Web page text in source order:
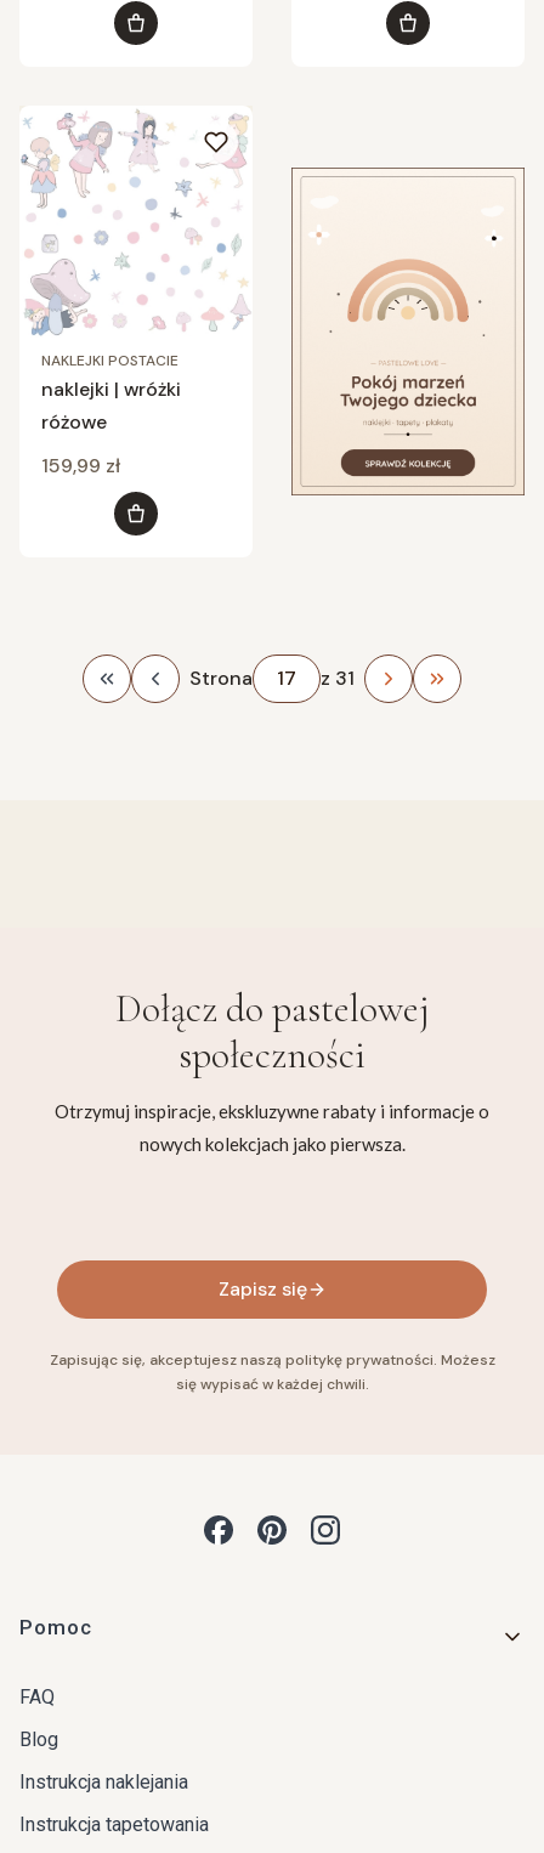
Do koszyka Do koszyka
NAKLEJKI POSTACIE
naklejki | wróżki
różowe
Cena
159,99 zł
Do koszyka
Wróć do pierwszej strony z produktami
Strona z 31 Przejdź do
Dołącz do pastelowej
społeczności
Otrzymuj inspiracje, ekskluzywne rabaty i informacje o
nowych kolekcjach jako pierwsza.
Zapisz się
Zapisując się, akceptujesz naszą politykę prywatności. Możesz
się wypisać w każdej chwili.
Linki w stopce
Pomoc
FAQ
Blog
Instrukcja naklejania
Instrukcja tapetowania